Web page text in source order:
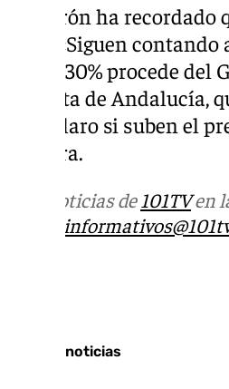
Calderón ha
. «Siguen
que el 30% procede
la Junta de Andalucía,
pero claro si suben el
asegura.
Más noticias de 101TVen
Últimas noticias